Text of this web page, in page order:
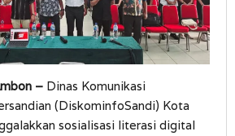
– Dinas Komunikasi
(DiskominfoSandi) Kota
sosialisasi literasi digital